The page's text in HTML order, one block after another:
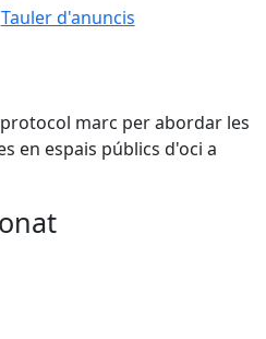
Tauler d'anuncis
marc per abordar les
en espais públics d'oci a